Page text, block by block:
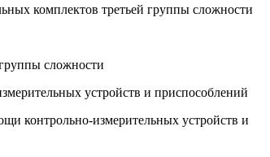
комплектов третьей группы сложности
сложности
устройств и приспособлений
контрольно-измерительных устройств и